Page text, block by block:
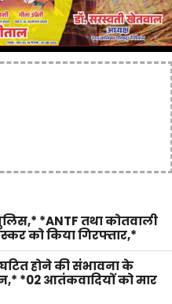
*ANTF तथा कोतवाली
को किया गिरफ्तार,*
होने की संभावना के
*02 आतंकवादियों को मार